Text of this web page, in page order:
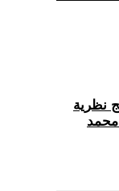
نظرية
محمد